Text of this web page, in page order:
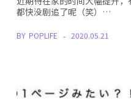
都快没剧追了呢（笑）…
BY POPLIFE 2020.05.21